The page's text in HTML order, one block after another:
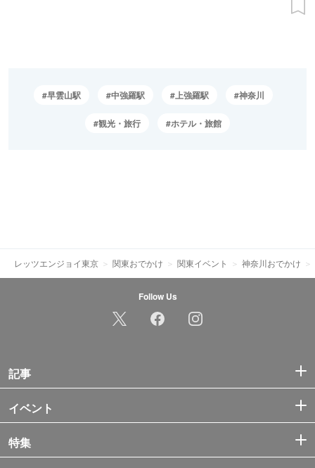
早雲山駅 中強羅駅 上強羅駅 神奈川
観光・旅行 ホテル・旅館
レッツエンジョイ東京 関東おでかけ 関東イベント 神奈川おでかけ
Follow Us
記事
イベント
特集